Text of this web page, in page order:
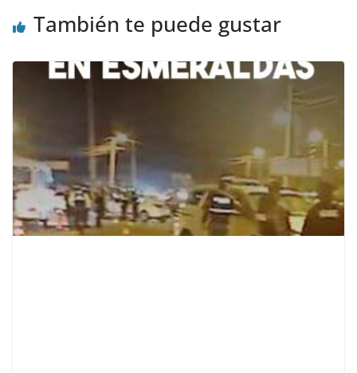
También te puede gustar